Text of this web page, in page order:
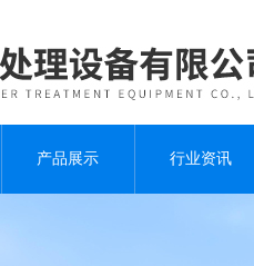
产品展示 行业资讯